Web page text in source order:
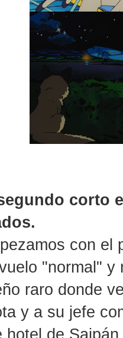
corto
con el
"normal" y
raro donde
y a su jefe
hotel de